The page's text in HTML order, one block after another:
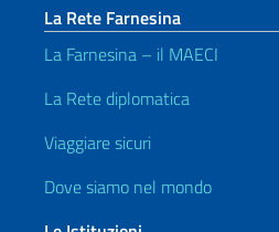
La Rete Farnesina
La Farnesina – il MAECI
La Rete diplomatica
Viaggiare sicuri
Dove siamo nel mondo